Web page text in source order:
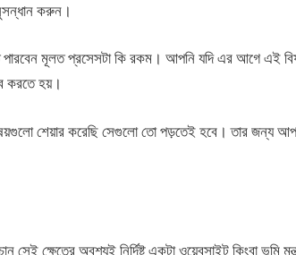
করুন।
পারবেন মূলত প্রসেসটা কি রকম। আপনি যদি এর আগে এই
করতে হয়।
শেয়ার করেছি সেগুলো তো পড়তেই হবে। তার জন্য
ক্ষেত্রে অবশ্যই নির্দিষ্ট একটা ওয়েবসাইট কিংবা ভূমি